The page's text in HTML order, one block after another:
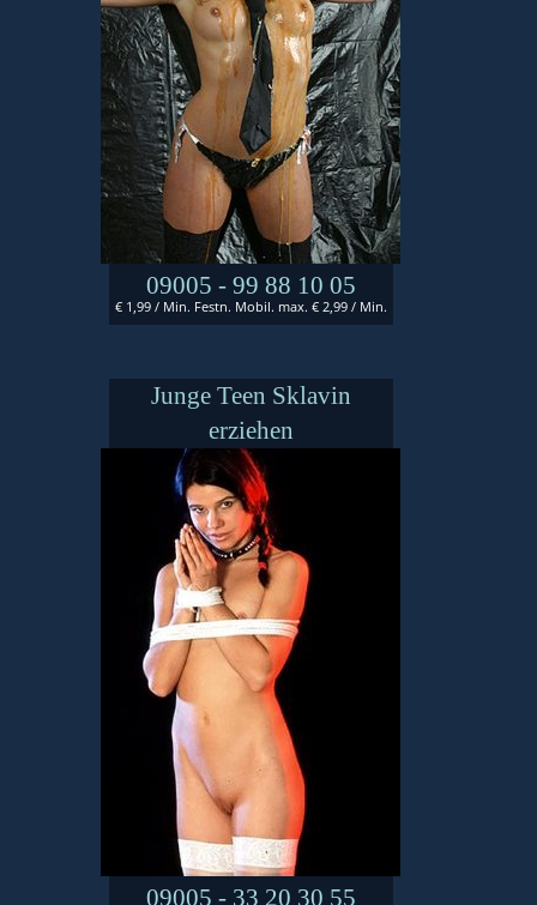
09005 - 99 88 10 05
€ 1,99 / Min. Festn. Mobil. max. € 2,99 / Min.
Junge Teen Sklavin
erziehen
09005 - 33 20 30 55